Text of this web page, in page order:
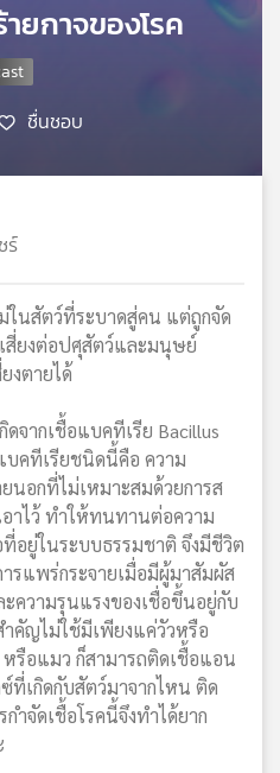
ยกาจของโรค
ชื่นชอบ
ร์
นสัตว์ที่ระบาดสู่คน แต่ถูกจัด
สี่ยงต่อปศุสัตว์และมนุษย์
งตายได้
จากเชื้อแบคทีเรีย Bacillus
บคทีเรียชนิดนี้คือ ความ
อกที่ไม่เหมาะสมด้วยการส
าไว้ ทำให้ทนทานต่อความ
อยู่ในระบบธรรมชาติ จึงมีชีวิต
รแพร่กระจายเมื่อมีผู้มาสัมผัส
ความรุนแรงของเชื่อขึ้นอยู่กับ
คัญไม่ใช้มีเพียงแค่วัวหรือ
รือแมว ก็สามารถติดเชื้อแอน
เกิดกับสัตว์มาจากไหน ติด
ำจัดเชื้อโรคนี้จึงทำได้ยาก